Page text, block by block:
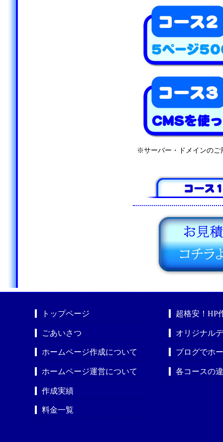
※サーバー・ドメインのご
トップページ
ごあいさつ
ホームページ作成について
ホームページ運営について
作成実績
料金一覧
超格安！HP
オリジナル
ブログでホ
各コースの